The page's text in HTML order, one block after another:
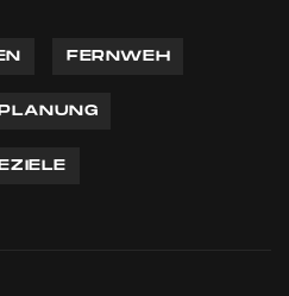
FERNWEH